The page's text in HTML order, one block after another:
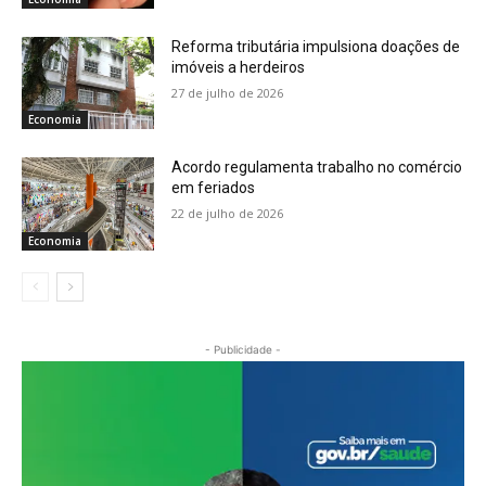
Economia
Reforma tributária impulsiona doações de
imóveis a herdeiros
27 de julho de 2026
Economia
Acordo regulamenta trabalho no comércio
em feriados
22 de julho de 2026
- Publicidade -